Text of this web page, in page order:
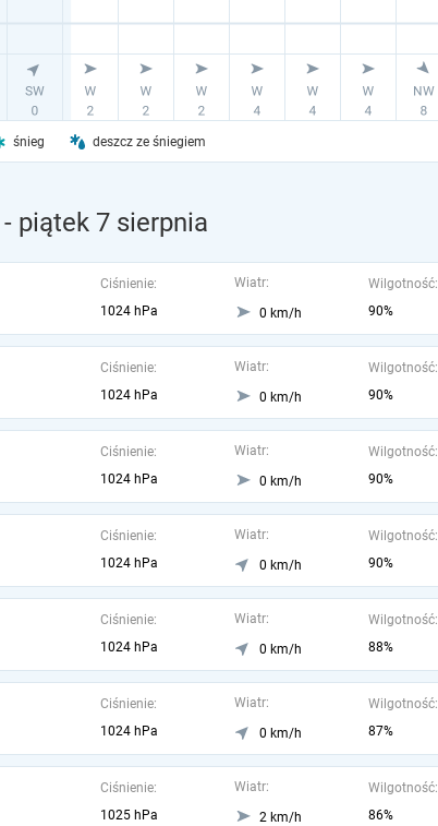
śnieg deszcz ze śniegiem
- piątek 7 sierpnia
Ciśnienie:
1024 hPa
Wiatr:
0 km/h
Wilgotność:
90%
Ciśnienie:
1024 hPa
Wiatr:
0 km/h
Wilgotność:
90%
Ciśnienie:
1024 hPa
Wiatr:
0 km/h
Wilgotność:
90%
Ciśnienie:
1024 hPa
Wiatr:
0 km/h
Wilgotność:
90%
Ciśnienie:
1024 hPa
Wiatr:
0 km/h
Wilgotność:
88%
Ciśnienie:
1024 hPa
Wiatr:
0 km/h
Wilgotność:
87%
Ciśnienie:
1025 hPa
Wiatr:
2 km/h
Wilgotność:
86%